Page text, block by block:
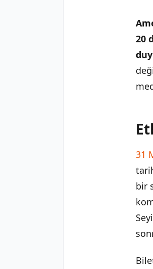
20
31
bir